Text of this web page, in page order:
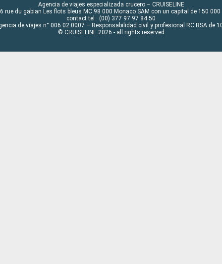
Agencia de viajes especializada crucero – CRUISELINE
rue du gabian Les flots bleus MC 98 000 Monaco SAM con un capital de 150 000
contact tel : (00) 377 97 97 84 50
de viajes n° 006 02 0007 – Responsabilidad civil y profesional RC RSA de
© CRUISELINE 2026 - all rights reserved